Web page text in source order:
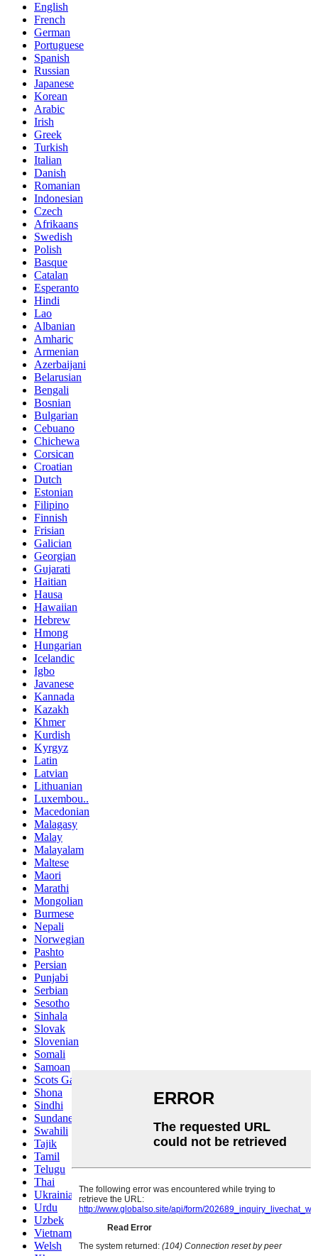
English
French
German
Portuguese
Spanish
Russian
Japanese
Korean
Arabic
Irish
Greek
Turkish
Italian
Danish
Romanian
Indonesian
Czech
Afrikaans
Swedish
Polish
Basque
Catalan
Esperanto
Hindi
Lao
Albanian
Amharic
Armenian
Azerbaijani
Belarusian
Bengali
Bosnian
Bulgarian
Cebuano
Chichewa
Corsican
Croatian
Dutch
Estonian
Filipino
Finnish
Frisian
Galician
Georgian
Gujarati
Haitian
Hausa
Hawaiian
Hebrew
Hmong
Hungarian
Icelandic
Igbo
Javanese
Kannada
Kazakh
Khmer
Kurdish
Kyrgyz
Latin
Latvian
Lithuanian
Luxembou..
Macedonian
Malagasy
Malay
Malayalam
Maltese
Maori
Marathi
Mongolian
Burmese
Nepali
Norwegian
Pashto
Persian
Punjabi
Serbian
Sesotho
Sinhala
Slovak
Slovenian
Somali
Samoan
Scots Gaelic
Shona
Sindhi
Sundanese
Swahili
Tajik
Tamil
Telugu
Thai
Ukrainian
Urdu
Uzbek
Vietnamese
Welsh